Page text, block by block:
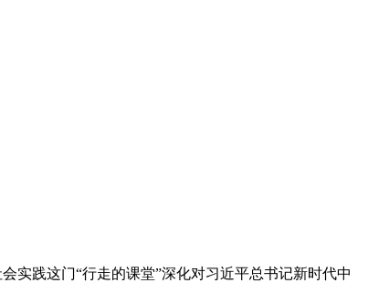
践这门“行走的课堂”深化对习近平总书记新时代中